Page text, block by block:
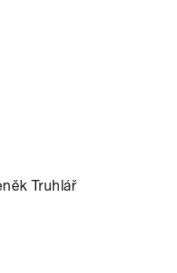
Truhlář